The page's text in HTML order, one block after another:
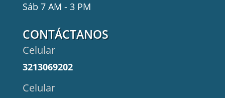
Sáb 7 AM - 3 PM
CONTÁCTANOS
Celular
3213069202
Celular